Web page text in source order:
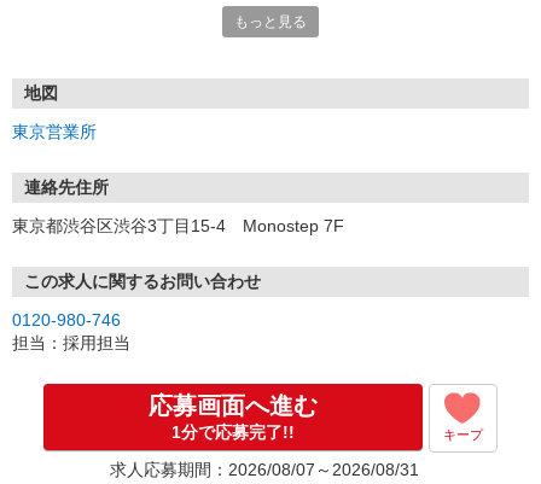
①応募から3営業日を目安に、メールorお電話でご連絡します。
★スマホでWEB面接（LINEなど）・出張面接・事務所面接と選べま
す
③面接実施（履歴書不要）
※ご希望があれば、職場見学の調整もOKです！
お気軽にご応募ください♪
もっと見る
地図
東京営業所
連絡先住所
東京都渋谷区渋谷3丁目15-4 Monostep 7F
この求人に関するお問い合わせ
0120-980-746
担当：採用担当
応募画面へ進む
1分で応募完了!! キープ
求人応募期間：2026/08/07～2026/08/31